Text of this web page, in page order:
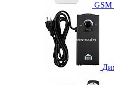
GSM